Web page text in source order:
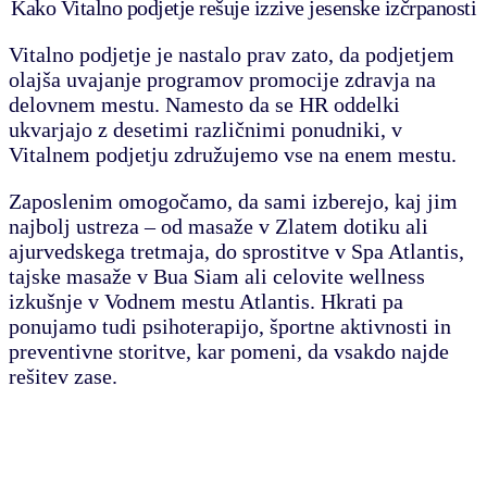
Kako Vitalno podjetje rešuje izzive jesenske izčrpanosti
Vitalno podjetje je nastalo prav zato, da podjetjem
olajša uvajanje programov promocije zdravja na
delovnem mestu. Namesto da se HR oddelki
ukvarjajo z desetimi različnimi ponudniki, v
Vitalnem podjetju združujemo vse na enem mestu.
Zaposlenim omogočamo, da sami izberejo, kaj jim
najbolj ustreza – od masaže v Zlatem dotiku ali
ajurvedskega tretmaja, do sprostitve v Spa Atlantis,
tajske masaže v Bua Siam ali celovite wellness
izkušnje v Vodnem mestu Atlantis. Hkrati pa
ponujamo tudi psihoterapijo, športne aktivnosti in
preventivne storitve, kar pomeni, da vsakdo najde
rešitev zase.